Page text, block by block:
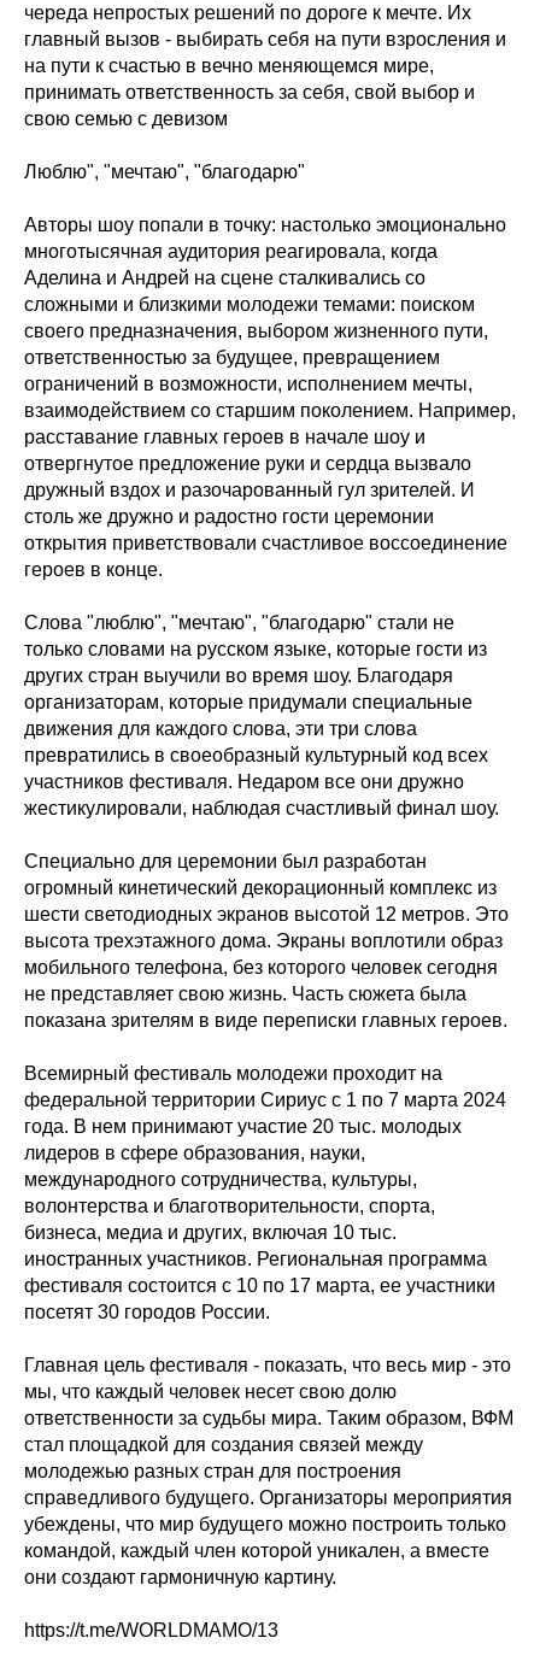
череда непростых решений по дороге к мечте. Их
главный вызов - выбирать себя на пути взросления и
на пути к счастью в вечно меняющемся мире,
принимать ответственность за себя, свой выбор и
свою семью с девизом
Люблю", "мечтаю", "благодарю"
Авторы шоу попали в точку: настолько эмоционально
многотысячная аудитория реагировала, когда
Аделина и Андрей на сцене сталкивались со
сложными и близкими молодежи темами: поиском
своего предназначения, выбором жизненного пути,
ответственностью за будущее, превращением
ограничений в возможности, исполнением мечты,
взаимодействием со старшим поколением. Например,
расставание главных героев в начале шоу и
отвергнутое предложение руки и сердца вызвало
дружный вздох и разочарованный гул зрителей. И
столь же дружно и радостно гости церемонии
открытия приветствовали счастливое воссоединение
героев в конце.
Слова "люблю", "мечтаю", "благодарю" стали не
только словами на русском языке, которые гости из
других стран выучили во время шоу. Благодаря
организаторам, которые придумали специальные
движения для каждого слова, эти три слова
превратились в своеобразный культурный код всех
участников фестиваля. Недаром все они дружно
жестикулировали, наблюдая счастливый финал шоу.
Специально для церемонии был разработан
огромный кинетический декорационный комплекс из
шести светодиодных экранов высотой 12 метров. Это
высота трехэтажного дома. Экраны воплотили образ
мобильного телефона, без которого человек сегодня
не представляет свою жизнь. Часть сюжета была
показана зрителям в виде переписки главных героев.
Всемирный фестиваль молодежи проходит на
федеральной территории Сириус с 1 по 7 марта 2024
года. В нем принимают участие 20 тыс. молодых
лидеров в сфере образования, науки,
международного сотрудничества, культуры,
волонтерства и благотворительности, спорта,
бизнеса, медиа и других, включая 10 тыс.
иностранных участников. Региональная программа
фестиваля состоится с 10 по 17 марта, ее участники
посетят 30 городов России.
Главная цель фестиваля - показать, что весь мир - это
мы, что каждый человек несет свою долю
ответственности за судьбы мира. Таким образом, ВФМ
стал площадкой для создания связей между
молодежью разных стран для построения
справедливого будущего. Организаторы мероприятия
убеждены, что мир будущего можно построить только
командой, каждый член которой уникален, а вместе
они создают гармоничную картину.
https://t.me/WORLDMAMO/13